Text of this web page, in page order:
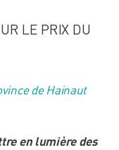
LE PRIX DU
de Hainaut
en lumière des